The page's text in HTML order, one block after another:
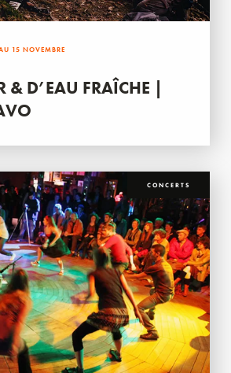
15 NOVEMBRE
& D’EAU FRAÎCHE |
CONCERTS